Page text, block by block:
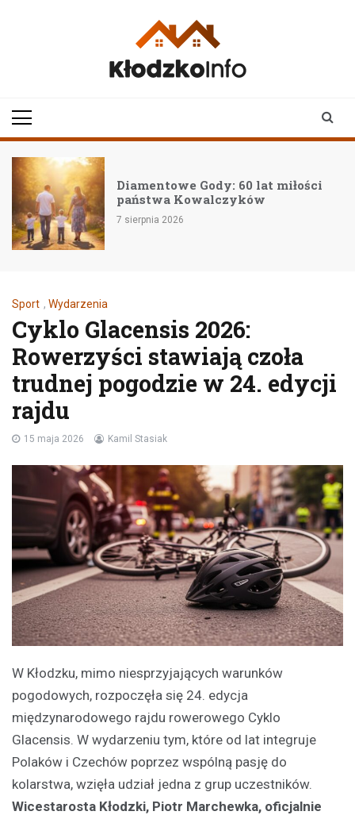
Diamentowe Gody: 60 lat miłości
państwa Kowalczyków
7 sierpnia 2026
Sport , Wydarzenia
Cyklo Glacensis 2026:
Rowerzyści stawiają czoła
trudnej pogodzie w 24. edycji
rajdu
15 maja 2026 Kamil Stasiak
W Kłodzku, mimo niesprzyjających warunków
pogodowych, rozpoczęła się 24. edycja
międzynarodowego rajdu rowerowego Cyklo
Glacensis. W wydarzeniu tym, które od lat integruje
Polaków i Czechów poprzez wspólną pasję do
kolarstwa, wzięła udział jedna z grup uczestników.
Wicestarosta Kłodzki, Piotr Marchewka, oficjalnie